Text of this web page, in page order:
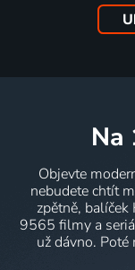
Objevte
nebudete chtít
zpětně,
9565 filmy a
už dávno. Poté